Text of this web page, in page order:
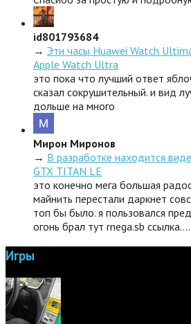
id801793684
→ Эти часы Huawei Watch
Apple Watch Ultra
это пока что лучший ответ
сказал сокрушительный. и вид
дольше на много
Мирон Миронов
→ В разработке находится
GTX TITAN LE
это конечно мега большая
майнить перестали даркнет
топ бы было. я пользовался
огонь брал тут rnega.sb ссылка.…
Игры